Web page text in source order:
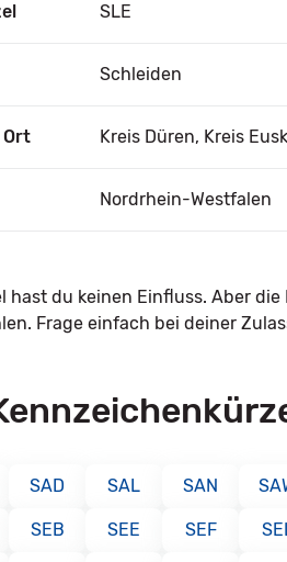
SLE
Schleiden
Ort Kreis Düren, Kreis
Nordrhein-Westfalen
hast du keinen Einfluss. Aber
Frage einfach bei deiner
SAD SAL SAN
SEB SEE SEF